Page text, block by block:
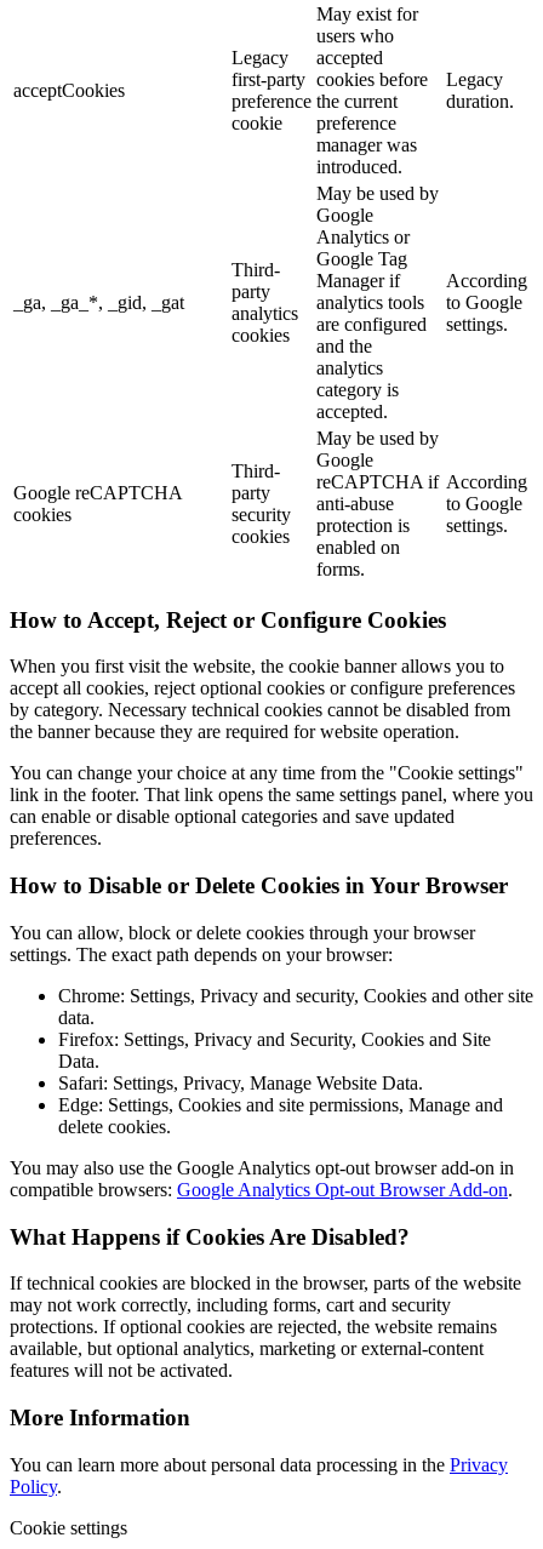
acceptCookies
Legacy
first-party
preference
cookie
May exist for
users who
accepted
cookies before
the current
preference
manager was
introduced.
Legacy
duration.
_ga, _ga_*, _gid, _gat
Third-
party
analytics
cookies
May be used by
Google
Analytics or
Google Tag
Manager if
analytics tools
are configured
and the
analytics
category is
accepted.
According
to Google
settings.
Google reCAPTCHA
cookies
Third-
party
security
cookies
May be used by
Google
reCAPTCHA if
anti-abuse
protection is
enabled on
forms.
According
to Google
settings.
How to Accept, Reject or Configure Cookies
When you first visit the website, the cookie banner allows you to
accept all cookies, reject optional cookies or configure preferences
by category. Necessary technical cookies cannot be disabled from
the banner because they are required for website operation.
You can change your choice at any time from the "Cookie settings"
link in the footer. That link opens the same settings panel, where you
can enable or disable optional categories and save updated
preferences.
How to Disable or Delete Cookies in Your Browser
You can allow, block or delete cookies through your browser
settings. The exact path depends on your browser:
Chrome: Settings, Privacy and security, Cookies and other site
data.
Firefox: Settings, Privacy and Security, Cookies and Site
Data.
Safari: Settings, Privacy, Manage Website Data.
Edge: Settings, Cookies and site permissions, Manage and
delete cookies.
You may also use the Google Analytics opt-out browser add-on in
compatible browsers: Google Analytics Opt-out Browser Add-on.
What Happens if Cookies Are Disabled?
If technical cookies are blocked in the browser, parts of the website
may not work correctly, including forms, cart and security
protections. If optional cookies are rejected, the website remains
available, but optional analytics, marketing or external-content
features will not be activated.
More Information
You can learn more about personal data processing in the Privacy
Policy.
Cookie settings